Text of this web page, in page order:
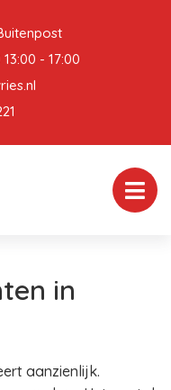
- 17:00
in
aanzienlijk.